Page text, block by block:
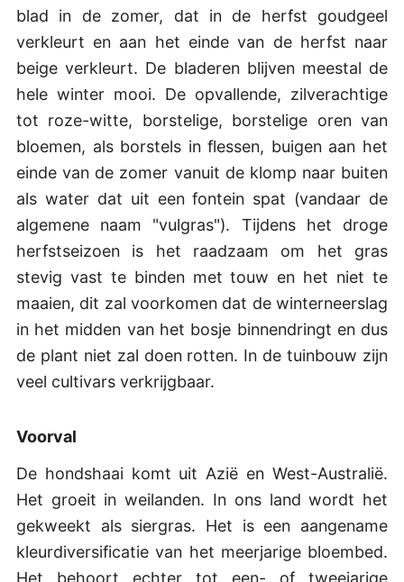
blad in de zomer, dat in de herfst goudgeel
verkleurt en aan het einde van de herfst naar
beige verkleurt. De bladeren blijven meestal de
hele winter mooi. De opvallende, zilverachtige
tot roze-witte, borstelige, borstelige oren van
bloemen, als borstels in flessen, buigen aan het
einde van de zomer vanuit de klomp naar buiten
als water dat uit een fontein spat (vandaar de
algemene naam "vulgras"). Tijdens het droge
herfstseizoen is het raadzaam om het gras
stevig vast te binden met touw en het niet te
maaien, dit zal voorkomen dat de winterneerslag
in het midden van het bosje binnendringt en dus
de plant niet zal doen rotten. In de tuinbouw zijn
veel cultivars verkrijgbaar.
Voorval
De hondshaai komt uit Azië en West-Australië.
Het groeit in weilanden. In ons land wordt het
gekweekt als siergras. Het is een aangename
kleurdiversificatie van het meerjarige bloembed.
Het behoort echter tot een- of tweejarige